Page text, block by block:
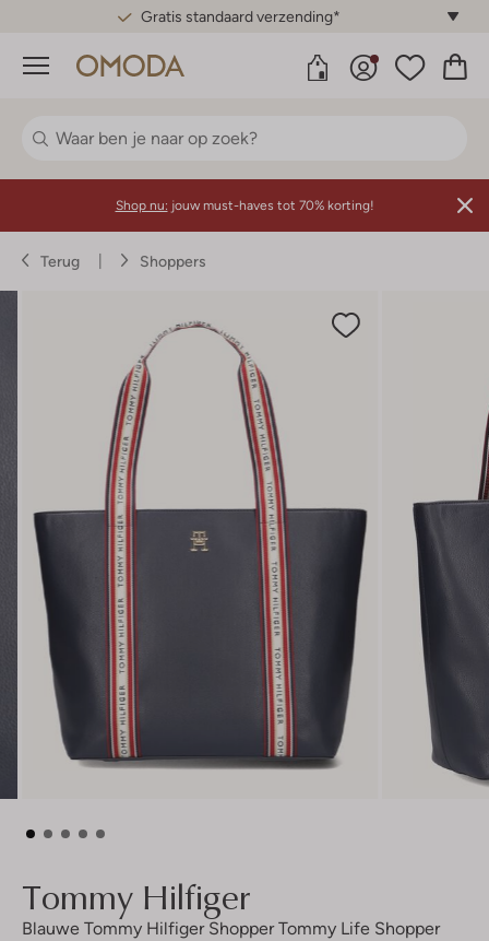
Gratis standaard verzending*
Menu
Shop nu: jouw must-haves tot 70% korting!
Terug Shoppers
Tommy Hilfiger
Blauwe Tommy Hilfiger Shopper Tommy Life Shopper